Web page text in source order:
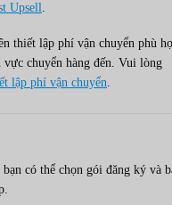
Upsell.
thiết lập phí vận chuyển phù
vực chuyển hàng đến. Vui lòng
lập phí vận chuyển
có thể chọn gói đăng ký và